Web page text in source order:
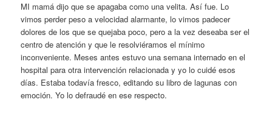
MI mamá dijo que se apagaba como una velita. Así fue. Lo
vimos perder peso a velocidad alarmante, lo vimos padecer
dolores de los que se quejaba poco, pero a la vez deseaba ser el
centro de atención y que le resolviéramos el mínimo
inconveniente. Meses antes estuvo una semana internado en el
hospital para otra intervención relacionada y yo lo cuidé esos
días. Estaba todavía fresco, editando su libro de lagunas con
emoción. Yo lo defraudé en ese respecto.